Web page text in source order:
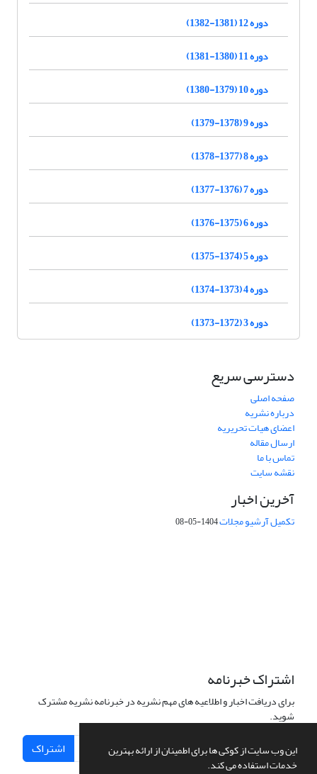
این وب سایت از کوکی ها برای اطمینان از ارائه بهترین
خدمات استفاده می کند.
دوره 12 (1381-1382)
دوره 11 (1380-1381)
دوره 10 (1379-1380)
دوره 9 (1378-1379)
دوره 8 (1377-1378)
دوره 7 (1376-1377)
دوره 6 (1375-1376)
دوره 5 (1374-1375)
دوره 4 (1373-1374)
دوره 3 (1372-1373)
دسترسی سریع
صفحه اصلی
درباره نشریه
اعضای هیات تحریریه
ارسال مقاله
تماس با ما
نقشه سایت
آخرین اخبار
تکمیل آرشیو مجلات1404-05-08
اشتراک خبرنامه
برای دریافت اخبار و اطلاعیه های مهم نشریه در خبرنامه نشریه مشترک
شوید.
اشتراک